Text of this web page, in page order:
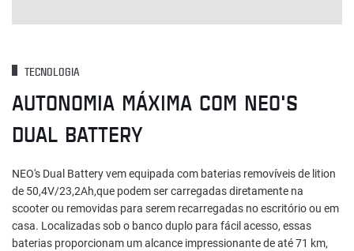
TECNOLOGIA
AUTONOMIA MÁXIMA COM NEO'S
DUAL BATTERY
NEO's Dual Battery vem equipada com baterias removíveis de lition
de 50,4V/23,2Ah,que podem ser carregadas diretamente na
scooter ou removidas para serem recarregadas no escritório ou em
casa. Localizadas sob o banco duplo para fácil acesso, essas
baterias proporcionam um alcance impressionante de até 71 km,